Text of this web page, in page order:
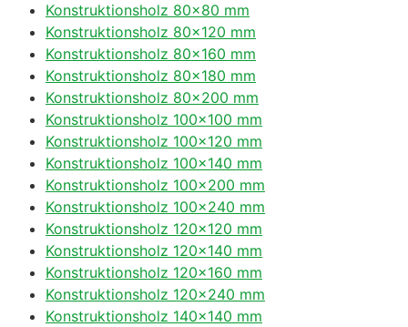
Konstruktionsholz 80×80 mm
Konstruktionsholz 80×120 mm
Konstruktionsholz 80×160 mm
Konstruktionsholz 80×180 mm
Konstruktionsholz 80×200 mm
Konstruktionsholz 100×100 mm
Konstruktionsholz 100×120 mm
Konstruktionsholz 100×140 mm
Konstruktionsholz 100×200 mm
Konstruktionsholz 100×240 mm
Konstruktionsholz 120×120 mm
Konstruktionsholz 120×140 mm
Konstruktionsholz 120×160 mm
Konstruktionsholz 120×240 mm
Konstruktionsholz 140×140 mm